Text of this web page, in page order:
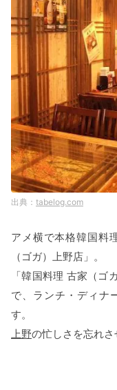
tabelog.com
アメ横で本格韓国料
（ゴガ）上野店」。
「韓国料理 古家（ゴ
で、ランチ・ディナ
す。
上野の忙しさを忘れ